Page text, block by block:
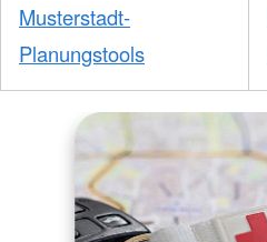
Musterstadt-
Planungstools